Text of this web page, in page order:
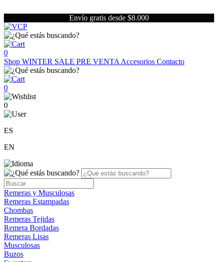
Envío gratis desde $8.000
0
Shop WINTER SALE PRE VENTA Accesorios Contacto
0
0
ES
EN
Remeras y Musculosas
Remeras Estampadas
Chombas
Remeras Tejidas
Remera Bordadas
Remeras Lisas
Musculosas
Buzos